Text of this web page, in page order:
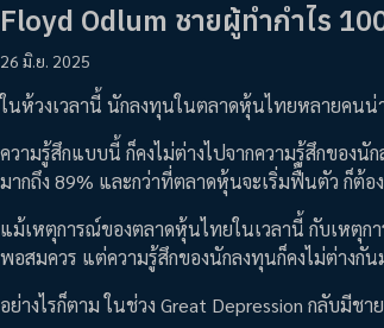
Floyd Odlum ชายผู้ทำกำไร
26 มิ.ย. 2025
ในห้วงเวลานี้ นักลงทุนในตลาดหุ้นไทยหลายคน
ความรู้สึกแบบนี้ ก็คงไม่ต่างไปจากความรู้สึกของ
มากถึง 89% และกว่าที่ตลาดหุ้นจะเริ่มฟื้นตัว ก็ต้
แม้เหตุการณ์ของตลาดหุ้นไทยในเวลานี้ กับเหตุก
พอสมควร แต่ความรู้สึกของนักลงทุนก็คงไม่ต่างกัน
อย่างไรก็ตาม ในช่วง Great Depression กลับมี